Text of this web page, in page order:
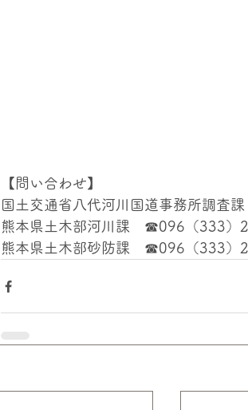
【問い合わせ】
国土交通省八代河川国道事務所調査
熊本県土木部河川課　☎096（333）
熊本県土木部砂防課　☎096（333）